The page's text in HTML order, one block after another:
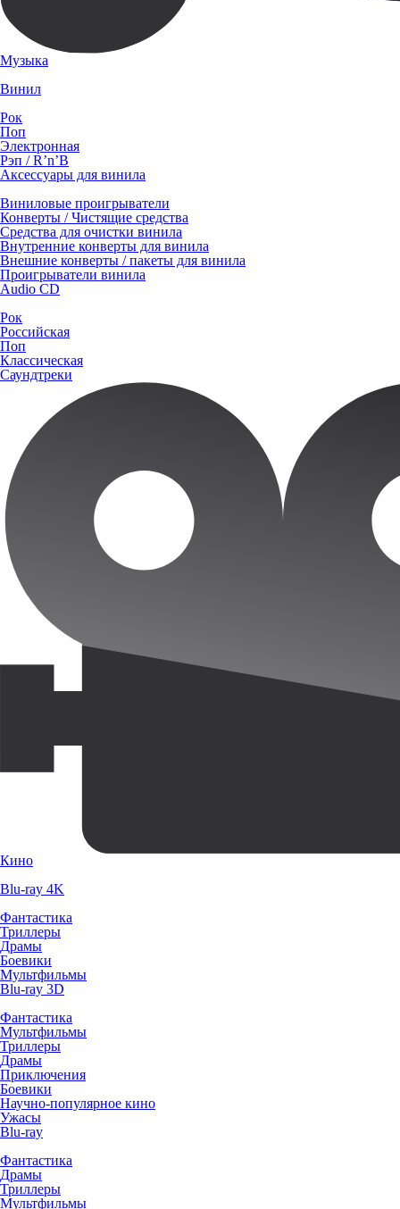
Музыка
Винил
Рок
Поп
Электронная
Рэп / R’n’B
Аксессуары для винила
Виниловые проигрыватели
Конверты / Чистящие средства
Средства для очистки винила
Внутренние конверты для винила
Внешние конверты / пакеты для винила
Проигрыватели винила
Audio CD
Рок
Российская
Поп
Классическая
Саундтреки
Кино
Blu-ray 4K
Фантастика
Триллеры
Драмы
Боевики
Мультфильмы
Blu-ray 3D
Фантастика
Мультфильмы
Триллеры
Драмы
Приключения
Боевики
Научно-популярное кино
Ужасы
Blu-ray
Фантастика
Драмы
Триллеры
Мультфильмы